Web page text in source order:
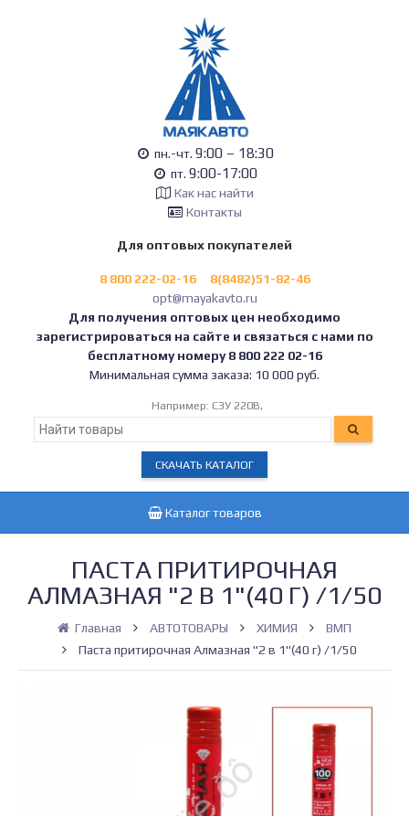
пн.-чт. 9:00 – 18:30
пт. 9:00-17:00
Как нас найти
Контакты
Для оптовых покупателей
8 800 222-02-16
8(8482)51-82-46
opt@mayakavto.ru
Для получения оптовых цен необходимо
зарегистрироваться на сайте и связаться с нами по
бесплатному номеру 8 800 222 02-16
Минимальная сумма заказа: 10 000 руб.
Например: СЗУ 220В,
СКАЧАТЬ КАТАЛОГ
Каталог товаров
ПАСТА ПРИТИРОЧНАЯ
АЛМАЗНАЯ "2 В 1"(40 Г) /1/50
Главная АВТОТОВАРЫ ХИМИЯ
ВМП
Паста притирочная Алмазная "2 в 1"(40 г) /1/50